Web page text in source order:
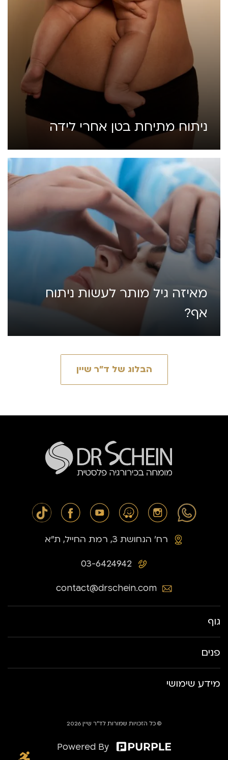
ניתוח מתיחת בטן אחרי לידה
מאיזה גיל מותר לעשות ניתוח
אף?
הבלוג של ד״ר שיין
03-6424942
רח׳ הנחושת 3, רמת החייל, ת״א
contact@drschein.com
גוף
פנים
מידע שימושי
© כל הזכויות שמורות לד״ר שיין 2026
Powered By